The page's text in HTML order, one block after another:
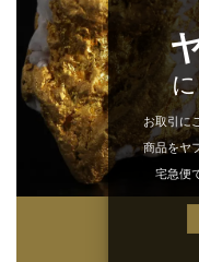
お取引に
商品をヤ
宅急便